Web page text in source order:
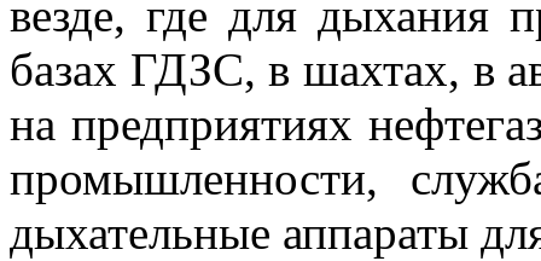
везде, где для дыхания
базах ГДЗС, в шахтах, в
на предприятиях
промышленности,
дыхательные аппараты